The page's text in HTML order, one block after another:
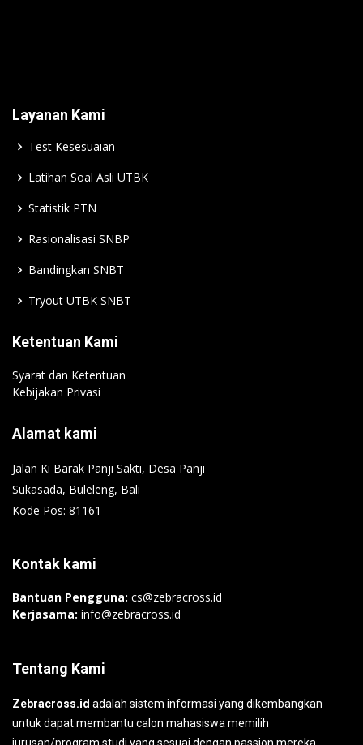
Layanan Kami
Test Kesesuaian
Latihan Soal Asli UTBK
Statistik PTN
Rasionalisasi SNBP
Bandingkan SNBT
Tryout UTBK SNBT
Ketentuan Kami
Syarat dan Ketentuan
Kebijakan Privasi
Alamat kami
Jalan Ki Barak Panji Sakti, Desa Panji
Sukasada, Buleleng, Bali
Kode Pos: 81161
Kontak kami
Bantuan Pengguna: cs@zebracross.id
Kerjasama: info@zebracross.id
Tentang Kami
Zebracross.id adalah sistem informasi yang dikembangkan
untuk dapat membantu calon mahasiswa memilih
jurusan/program studi yang sesuai dengan passion mereka.